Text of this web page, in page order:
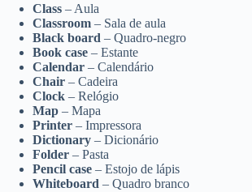
Class – Aula
Classroom – Sala de aula
Black board – Quadro-negro
Book case – Estante
Calendar – Calendário
Chair – Cadeira
Clock – Relógio
Map – Mapa
Printer – Impressora
Dictionary – Dicionário
Folder – Pasta
Pencil case – Estojo de lápis
Whiteboard – Quadro branco